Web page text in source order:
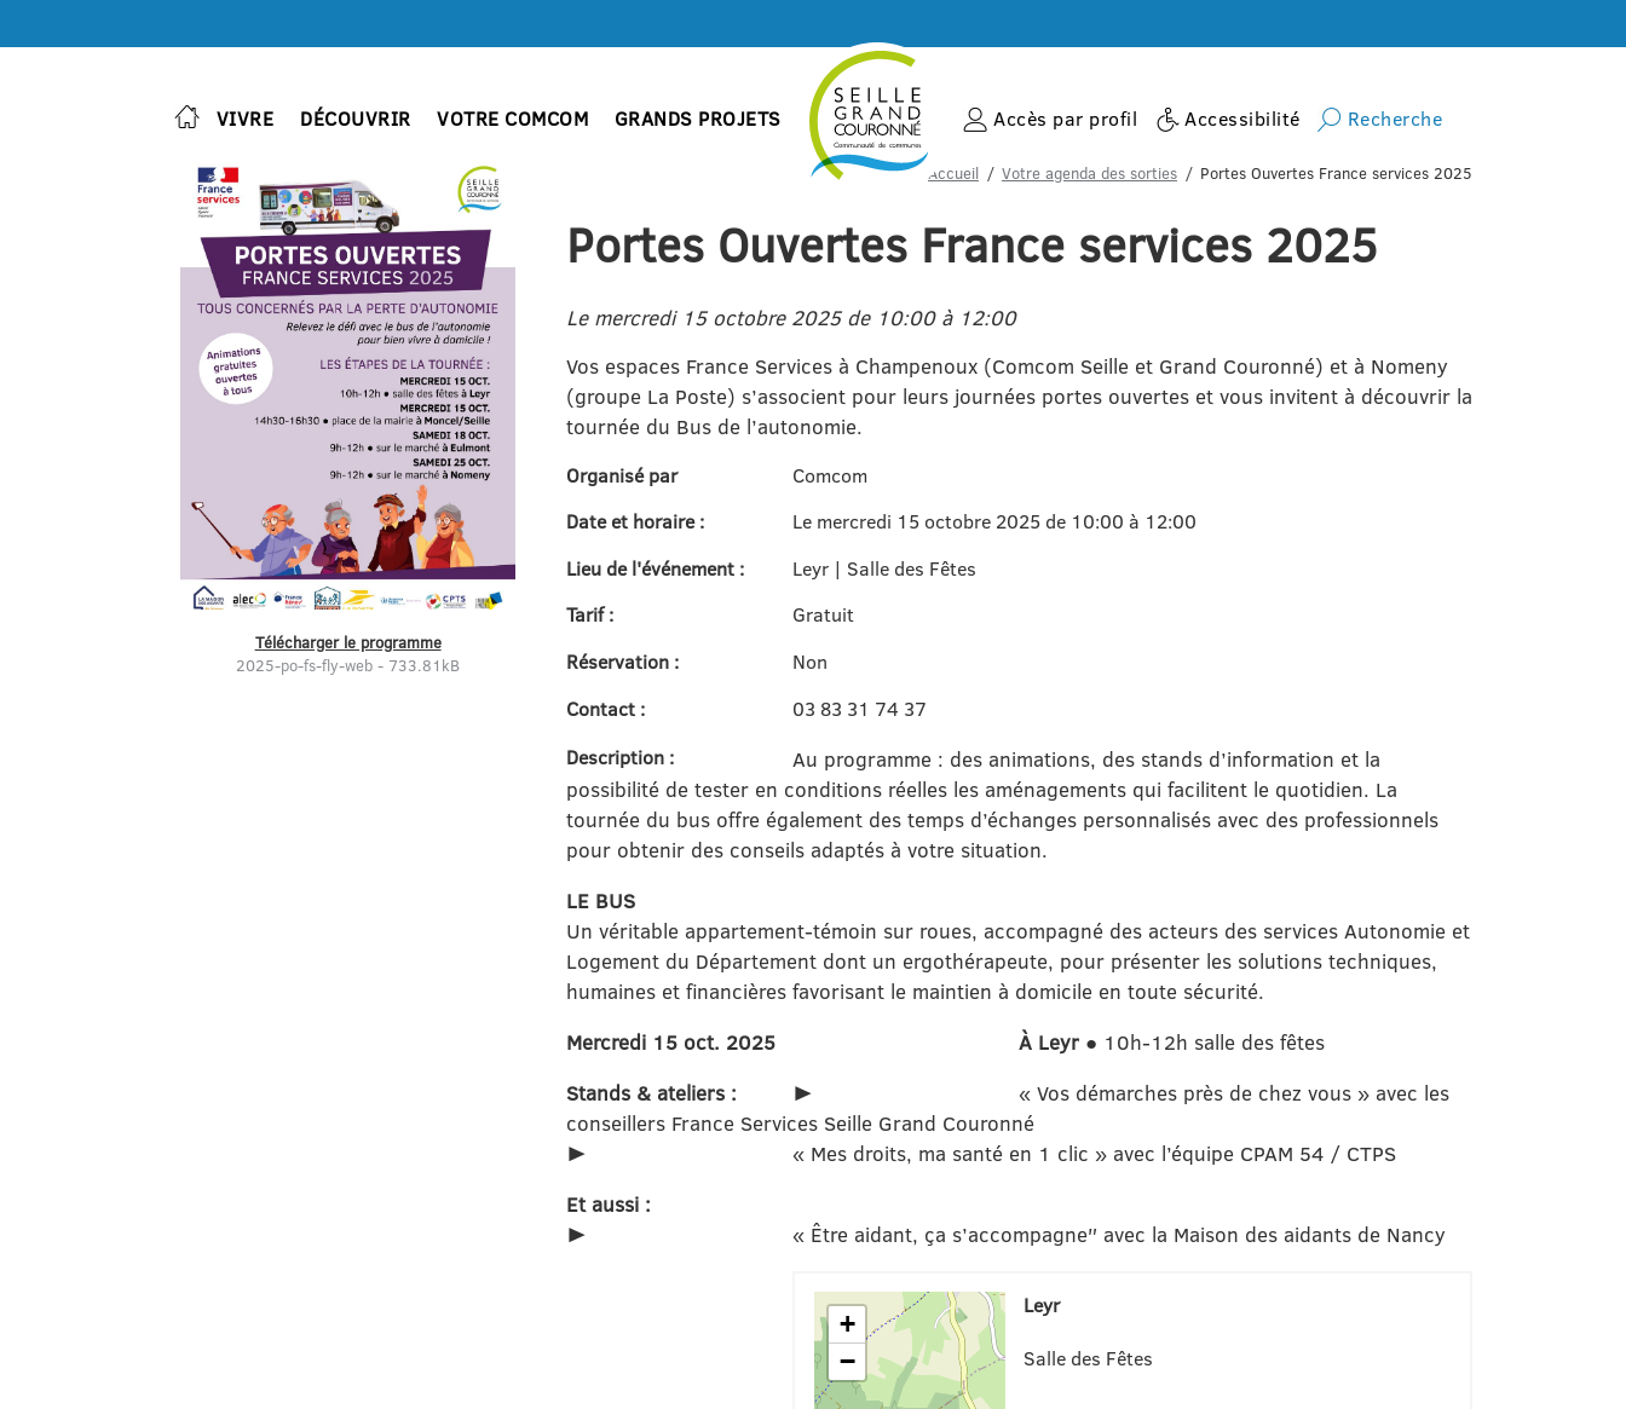
VIVRE DÉCOUVRIR VOTRE COMCOM GRANDS PROJETS Accès par profil Accessibilité Recherche
Télécharger le programme
2025-po-fs-fly-web - 733.81kB
Accueil Votre agenda des sorties Portes Ouvertes France services 2025
Portes Ouvertes France services 2025
Le mercredi 15 octobre 2025 de 10:00 à 12:00
Vos espaces France Services à Champenoux (Comcom Seille et Grand Couronné) et à Nomeny
(groupe La Poste) s’associent pour leurs journées portes ouvertes et vous invitent à découvrir la
tournée du Bus de l’autonomie.
Organisé par
Comcom
Date et horaire :
Le mercredi 15 octobre 2025 de 10:00 à 12:00
Lieu de l'événement :
Leyr | Salle des Fêtes
Tarif :
Gratuit
Réservation :
Non
Contact :
03 83 31 74 37
Description :
Au programme : des animations, des stands d’information et la
possibilité de tester en conditions réelles les aménagements qui facilitent le quotidien. La
tournée du bus offre également des temps d’échanges personnalisés avec des professionnels
pour obtenir des conseils adaptés à votre situation.
LE BUS
Un véritable appartement-témoin sur roues, accompagné des acteurs des services Autonomie et
Logement du Département dont un ergothérapeute, pour présenter les solutions techniques,
humaines et financières favorisant le maintien à domicile en toute sécurité.
Mercredi 15 oct. 2025
À Leyr ● 10h-12h salle des fêtes
Stands & ateliers :
►
« Vos démarches près de chez vous » avec les
conseillers France Services Seille Grand Couronné
►
« Mes droits, ma santé en 1 clic » avec l’équipe CPAM 54 / CTPS
Et aussi :
►
« Être aidant, ça s’accompagne″ avec la Maison des aidants de Nancy
+
−
Leyr
Salle des Fêtes